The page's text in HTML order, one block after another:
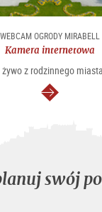
WEBCAM OGRODY MIRABELL
Kamera internetowa
żywo z rodzinnego
dalej
swój